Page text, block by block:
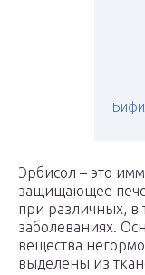
Эрбисол – это
защищающее
при различных, в
заболеваниях.
вещества
выделены из